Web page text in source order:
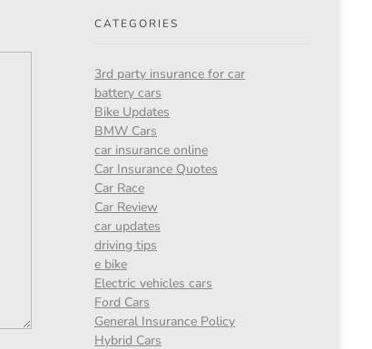
CATEGORIES
3rd party insurance for car
battery cars
Bike Updates
BMW Cars
car insurance online
Car Insurance Quotes
Car Race
Car Review
car updates
driving tips
e bike
Electric vehicles cars
Ford Cars
General Insurance Policy
Hybrid Cars